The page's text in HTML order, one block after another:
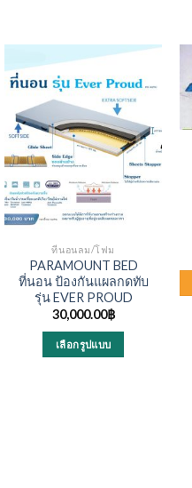
ที่นอนลม/โฟม
PARAMOUNT BED
ที่นอน ป้องกันแผลกดทับ
รุ่น EVER PROUD
30,000.00฿
เลือกรูปแบบ